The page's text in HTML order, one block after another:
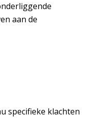
aan de
specifieke klachten